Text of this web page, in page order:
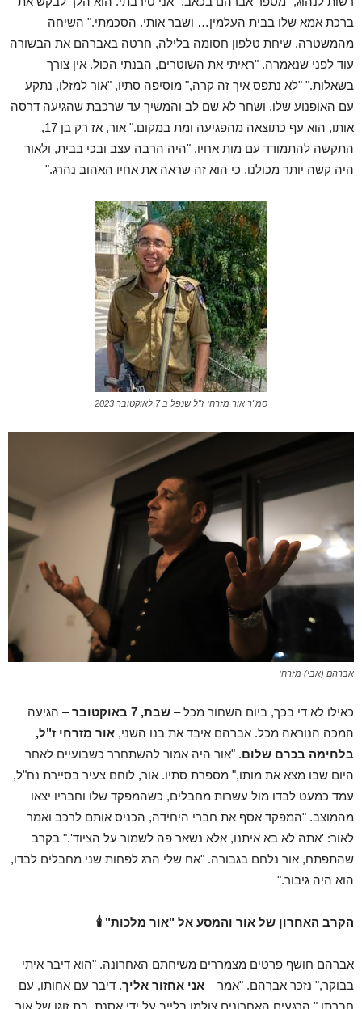
ברכת אמא שלו בבית העלמין… ושבר אותי. הסכמתי." השיחה
מהמשטרה, שיחת טלפון חסומה בלילה, חרטה באברהם את הבשורה
עוד לפני שנאמרה. "ראיתי את השוטרים, הבנתי הכול. אין צורך
בשאלות." "לא נתפס איך זה קרה," מוסיפה סתיו, "אור למזלו, נתקע
עם האופנוע שלו, ושחר לא שם לב והמשיך עד שרכבת שהגיעה דרסה
אותו, הוא עף כתוצאה מהפגיעה ומת במקום." אור, אז רק בן 17,
התקשה להתמודד עם מות אחיו. "היה הרבה עצב ובכי בבית, ולאור
היה קשה יותר מכולנו, כי הוא זה שראה את אחיו האהוב נהרג."
סמ"ר אור מזרחי ז"ל שנפל ב 7 לאוקטובר 2023
אברהם (אבי) מזרחי
כאילו לא די בכך, ביום השחור מכל – שבת, 7 באוקטובר
– הגיעה
המכה הנוראה מכל. אברהם איבד את בנו השני, אור מזרחי ז"ל,
בלחימה בכרם שלום. "אור היה אמור להשתחרר כשבועיים לאחר
היום שבו מצא את מותו," מספרת סתיו. אור, לוחם צעיר בסיירת נח"ל,
עמד כמעט לבדו מול עשרות מחבלים, כשהמפקד שלו וחבריו יצאו
מהמוצב. "המפקד אסף את חברי היחידה, הכניס אותם לרכב ואמר
לאור: 'אתה לא בא איתנו, אלא נשאר פה לשמור על הציוד'." בקרב
שהתפתח, אור נלחם בגבורה. "אח שלי הרג לפחות שני מחבלים לבדו,
הוא היה גיבור."
הקרב האחרון של אור והמסע אל "אור מלכות" 🕯️
אברהם חושף פרטים מצמררים משיחתם האחרונה. "הוא דיבר איתי
בבוקר," נזכר אברהם. "אמר – אני אחזור אליך. דיבר עם אחותו, עם